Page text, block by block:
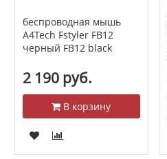
беспроводная мышь
A4Tech Fstyler FB12
черный FB12 black
2 190 руб.
В корзину